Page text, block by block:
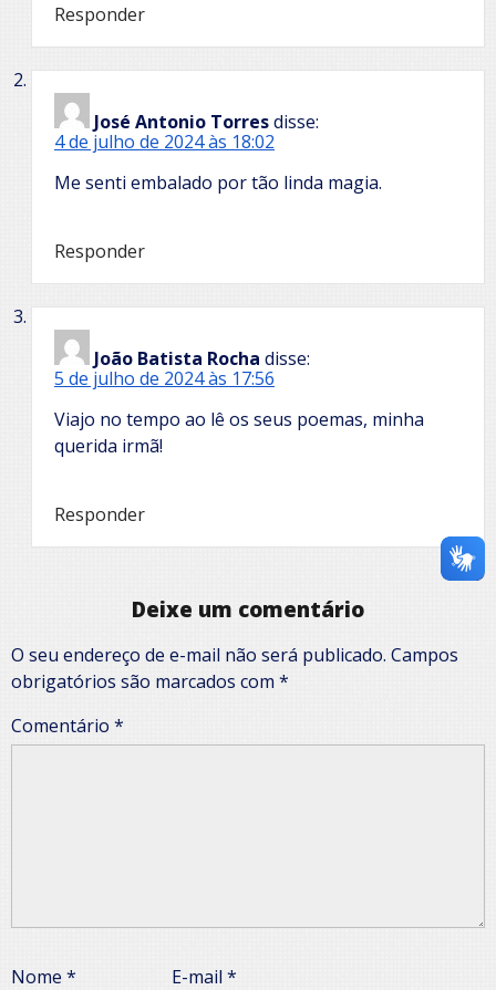
Responder
José Antonio Torresdisse:
4 de julho de 2024 às 18:02
Me senti embalado por tão linda magia.
Responder
João Batista Rocha disse:
5 de julho de 2024 às 17:56
Viajo no tempo ao lê os seus poemas, minha
querida irmã!
Responder
Deixe um comentário
O seu endereço de e-mail não será publicado. Campos
obrigatórios são marcados com *
Comentário *
Nome * E-mail *